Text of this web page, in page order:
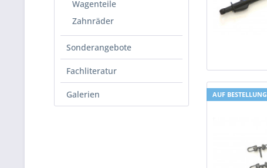
Wagenteile
Zahnräder
Sonderangebote
Fachliteratur
Galerien AUF BESTELLUNG